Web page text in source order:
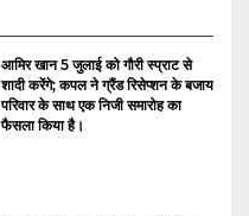
आमिर खान 5 जुलाई को गौरी स्प्राट से
शादी करेंगे; कपल ने ग्रैंड रिसेप्शन के बजाय
परिवार के साथ एक निजी समारोह का
फैसला किया है।